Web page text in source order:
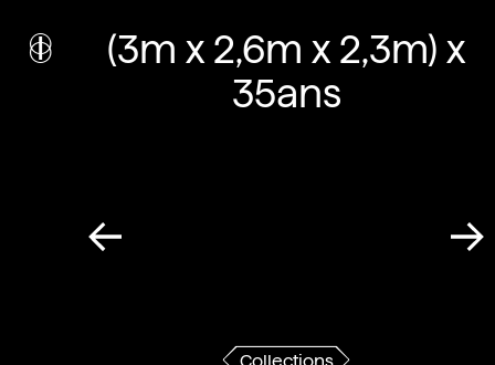
i nstitutculturel
rchitecture
(3m x 2,6m x 2,3m) x
35ans
Collections